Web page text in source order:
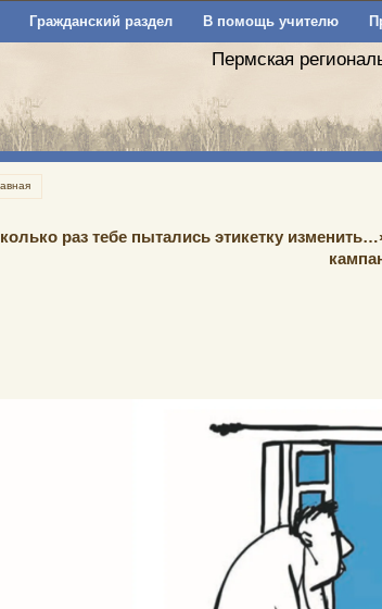
Гражданский раздел В помощь учителю
Пермская
раз тебе пытались этикетку